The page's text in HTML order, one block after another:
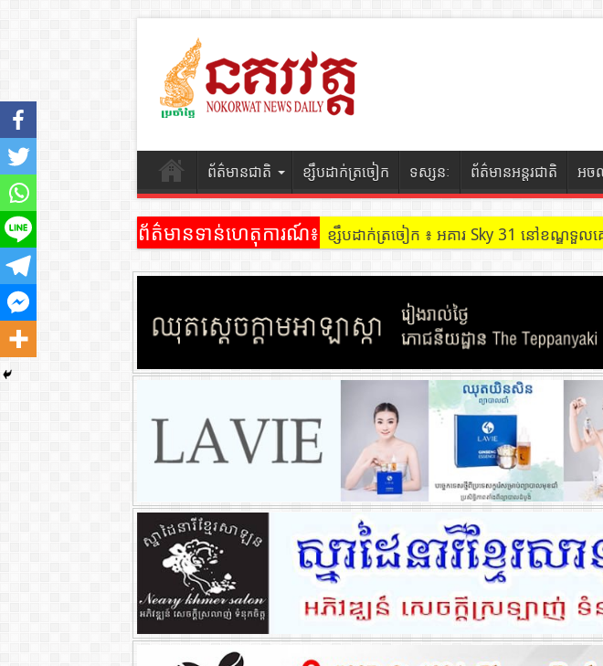
ព័ត៌មានជាតិ ខ្សឹបដាក់ត្រចៀក ទស្សនៈ ព័ត៌មានអន្តរជាតិ អច
ព័ត៌មានទាន់ហេតុការណ៍៖ ខ្សឹបដាក់ត្រចៀក ៖ អគារ Sky 31 នៅខណ្ឌទួ